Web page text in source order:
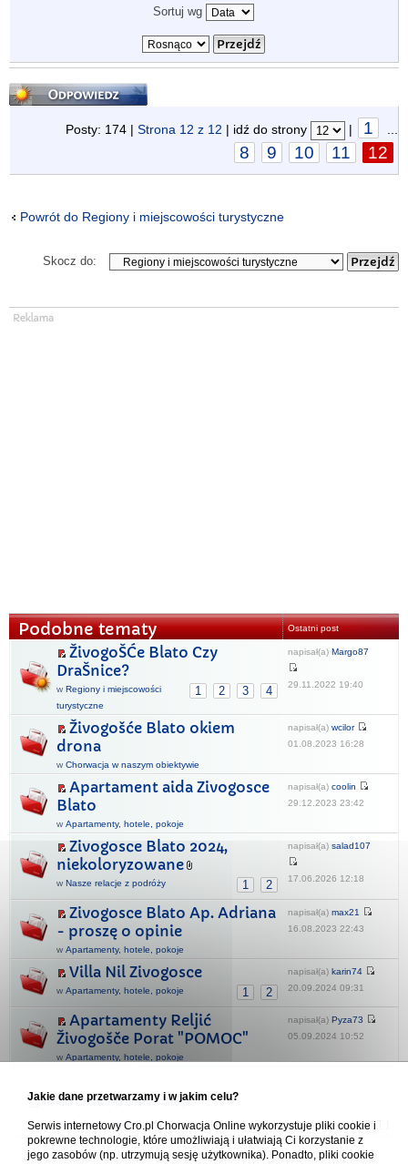
Sortuj wg
Odpowiedz
Posty: 174 | Strona 12 z 12 | idź do strony | 1 ...
8 9 10 11 12
Powrót do Regiony i miejscowości turystyczne
Skocz do:
Podobne tematy Ostatni post
ŽivogoŠĆe Blato Czy
DraŠnice?
1 2 3 4
w Regiony i miejscowości
turystyczne
napisał(a) Margo87
29.11.2022 19:40
Živogošće Blato okiem
drona
w Chorwacja w naszym obiektywie
napisał(a) wcilor
01.08.2023 16:28
Apartament aida Zivogosce
Blato
w Apartamenty, hotele, pokoje
napisał(a) coolin
29.12.2023 23:42
Zivogosce Blato 2024,
niekoloryzowane
1 2
w Nasze relacje z podróży
napisał(a) salad107
17.06.2026 12:18
Zivogosce Blato Ap. Adriana
- proszę o opinie
w Apartamenty, hotele, pokoje
napisał(a) max21
16.08.2023 22:43
Villa Nil Zivogosce
1 2
w Apartamenty, hotele, pokoje
napisał(a) karin74
20.09.2024 09:31
Apartamenty Reljić
Živogošče Porat "POMOC"
w Apartamenty, hotele, pokoje
napisał(a) Pyza73
05.09.2024 10:52
Forum Chorwacja Online - Cro.pl
Usuń ciasteczka• Strefa czasowa: UTC + 1 (Polska - czas zimowy) [DST
Jakie dane przetwarzamy i w jakim celu?
Serwis internetowy Cro.pl Chorwacja Online wykorzystuje pliki cookie i
pokrewne technologie, które umożliwiają i ułatwiają Ci korzystanie z
jego zasobów (np. utrzymują sesję użytkownika). Ponadto, pliki cookie